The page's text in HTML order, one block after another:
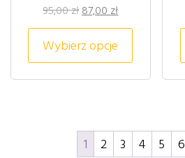
95,00zł Pierwotna cena
87,00 złAktualna cena
Wybierz opcje
Ten
1 2 3 4 5 6